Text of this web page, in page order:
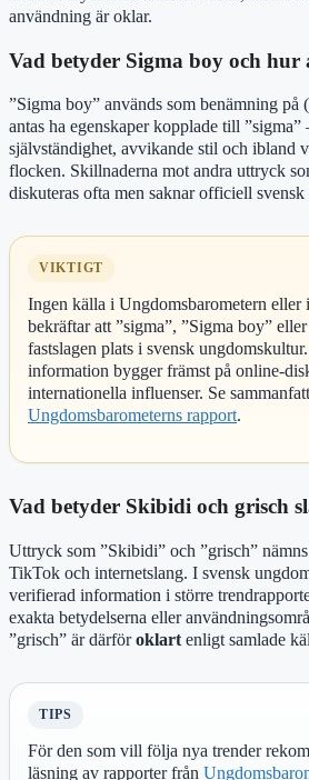
användning är oklar.
Vad betyder Sigma boy och hur
”Sigma boy” används som benämning på
antas ha egenskaper kopplade till ”sigma”
självständighet, avvikande stil och ibland
flocken. Skillnaderna mot andra uttryck
diskuteras ofta men saknar officiell svensk
VIKTIGT
Ingen källa i Ungdomsbarometern eller
bekräftar att ”sigma”, ”Sigma boy”
fastslagen plats i svensk
information bygger främst på online-
internationella influenser. Se
Ungdomsbarometerns rapport.
Vad betyder Skibidi och grisch
Uttryck som ”Skibidi” och ”grisch”
TikTok och internetslang. I svensk
verifierad information i större
exakta betydelserna eller
”grisch” är därföroklartenligt samlade
TIPS
För den som vill följa nya trender
läsning av rapporter från